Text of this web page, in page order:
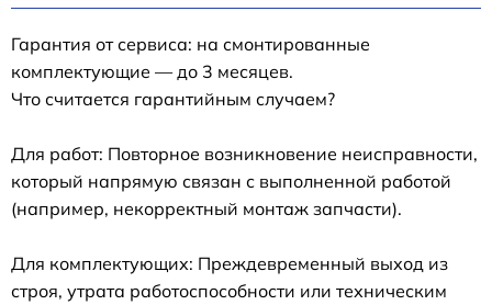
Гарантия от сервиса: на смонтированные
комплектующие — до 3 месяцев.
Что считается гарантийным случаем?
Для работ: Повторное возникновение неисправности,
который напрямую связан с выполненной работой
(например, некорректный монтаж запчасти).
Для комплектующих: Преждевременный выход из
строя, утрата работоспособности или техническим